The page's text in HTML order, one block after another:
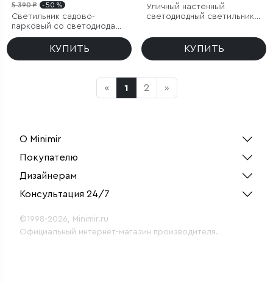
5 390 ₽ - 50 %
Светильник садово-
парковый со светодиодами
Nork 5W 4000K черный
КУПИТЬ
Уличный настенный
светодиодный светильник
КУПИТЬ
« 1 2 »
О Minimir
Покупателю
Дизайнерам
Консультация 24/7
©1998-2026, Minimir.ru
Официальный интернет-магазин производителя.